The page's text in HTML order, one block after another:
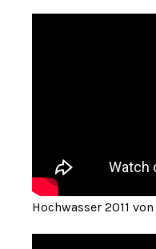
Hochwasser 2011 von